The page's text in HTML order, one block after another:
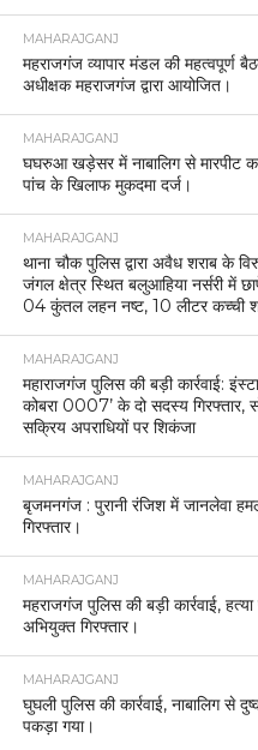
MAHARAJGANJ
महराजगंज व्यापार मंडल की महत्वपूर्ण
अधीक्षक महराजगंज द्वारा आयोजित।
MAHARAJGANJ
घघरुआ खड़ेसर में नाबालिग से मारपीट का
पांच के खिलाफ मुकदमा दर्ज।
MAHARAJGANJ
थाना चौक पुलिस द्वारा अवैध शराब के
जंगल क्षेत्र स्थित बलुआहिया नर्सरी में
04 कुंतल लहन नष्ट, 10 लीटर कच्ची
MAHARAJGANJ
महाराजगंज पुलिस की बड़ी कार्रवाई:
कोबरा 0007’ के दो सदस्य गिरफ्तार,
सक्रिय अपराधियों पर शिकंजा
MAHARAJGANJ
बृजमनगंज : पुरानी रंजिश में जानलेवा
गिरफ्तार।
MAHARAJGANJ
महराजगंज पुलिस की बड़ी कार्रवाई,
अभियुक्त गिरफ्तार।
MAHARAJGANJ
घुघली पुलिस की कार्रवाई, नाबालिग से
पकड़ा गया।